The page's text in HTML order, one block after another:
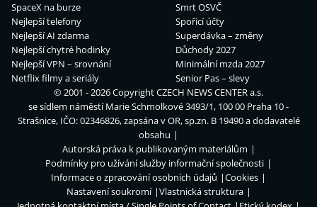
SpaceX na burze
Nejlepší telefony
Nejlepší AI zdarma
Nejlepší chytré hodinky
Nejlepší VPN – srovnání
Netflix filmy a seriály
Smrt OSVČ
Spořicí účty
Superdávka – změny
Důchody 2027
Minimální mzda 2027
Senior Pas – slevy
© 2001 - 2026 CopyrightCZECH NEWS CENTER a.s.
se sídlem náměstí Marie Schmolkové 3493/1, 100 00 Praha 10 -
Strašnice, IČO: 02346826, zapsána v OR, sp.zn. B 19490 a dodavatelé
obsahu
Autorská práva k publikovaným materiálům
Podmínky pro užívání služby informační společnosti
Informace o zpracování osobních údajů
Cookies
Nastavení soukromí
Vlastnická struktura